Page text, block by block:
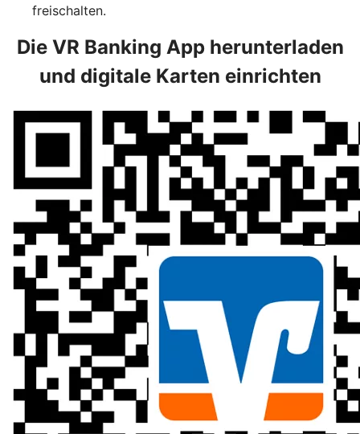
freischalten.
Die VR Banking App herunterladen
und digitale Karten einrichten